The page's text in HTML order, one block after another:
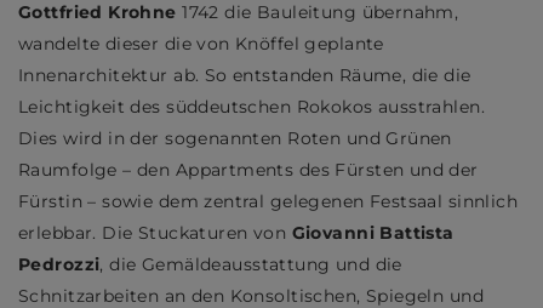
Gottfried Krohne 1742 die Bauleitung übernahm,
wandelte dieser die von Knöffel geplante
Innenarchitektur ab. So entstanden Räume, die die
Leichtigkeit des süddeutschen Rokokos ausstrahlen.
Dies wird in der sogenannten Roten und Grünen
Raumfolge – den Appartments des Fürsten und der
Fürstin – sowie dem zentral gelegenen Festsaal sinnlich
erlebbar. Die Stuckaturen von Giovanni Battista
Pedrozzi, die Gemäldeausstattung und die
Schnitzarbeiten an den Konsoltischen, Spiegeln und